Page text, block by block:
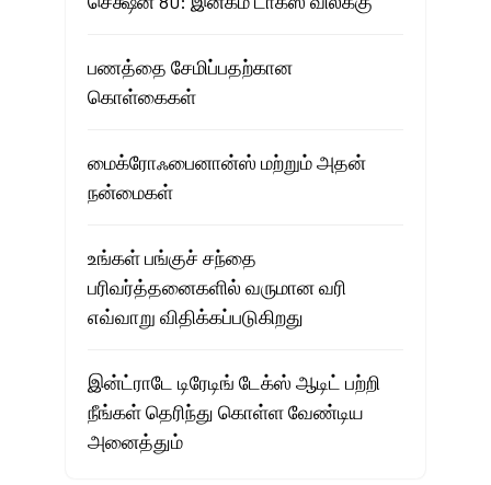
பணத்தை சேமிப்பதற்கான
கொள்கைகள்
மைக்ரோஃபைனான்ஸ் மற்றும் அதன்
நன்மைகள்
உங்கள் பங்குச் சந்தை
பரிவர்த்தனைகளில் வருமான வரி
எவ்வாறு விதிக்கப்படுகிறது
இன்ட்ராடே டிரேடிங் டேக்ஸ் ஆடிட் பற்றி
நீங்கள் தெரிந்து கொள்ள வேண்டிய
அனைத்தும்